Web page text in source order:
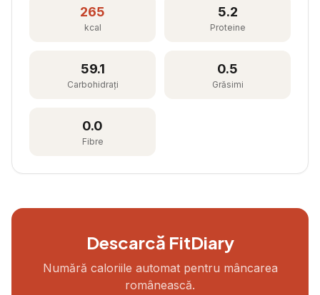
265
kcal
5.2
Proteine
59.1
Carbohidrați
0.5
Grăsimi
0.0
Fibre
Descarcă FitDiary
Numără caloriile automat pentru mâncarea
românească.